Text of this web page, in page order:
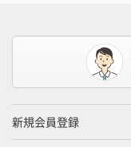
新規会員登録